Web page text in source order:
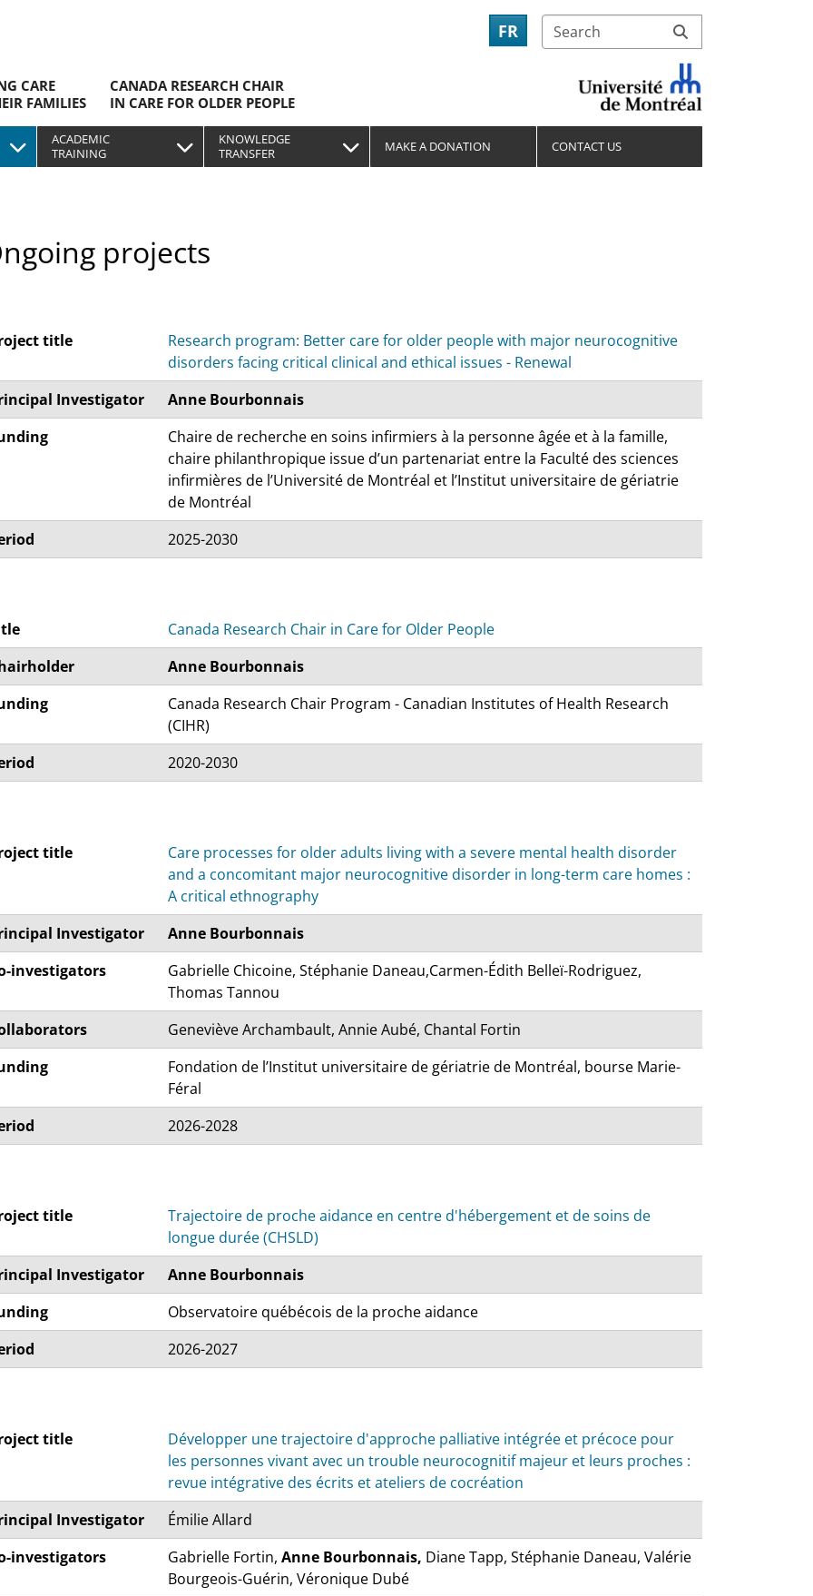
CARE
FAMILIES
CANADA RESEARCH CHAIR
IN CARE FOR OLDER PEOPLE
FR
ACADEMIC
TRAINING
KNOWLEDGE
TRANSFER
MAKE A DONATION CONTACT US
projects
title
Research program: Better care for older people with major neurocognitive
disorders facing critical clinical and ethical issues - Renewal
Investigator
Anne Bourbonnais
Chaire de recherche en soins infirmiers à la personne âgée et à la famille,
chaire philanthropique issue d’un partenariat entre la Faculté des sciences
infirmières de l’Université de Montréal et l’Institut universitaire de gériatrie
de Montréal
2025-2030
Canada Research Chair in Care for Older People
Anne Bourbonnais
Canada Research Chair Program - Canadian Institutes of Health Research
(CIHR)
2020-2030
title
Care processes for older adults living with a severe mental health disorder
and a concomitant major neurocognitive disorder in long-term care homes :
A critical ethnography
Investigator
Anne Bourbonnais
investigators
Gabrielle Chicoine, Stéphanie Daneau,Carmen-Édith Belleï-Rodriguez,
Thomas Tannou
Geneviève Archambault, Annie Aubé, Chantal Fortin
Fondation de l’Institut universitaire de gériatrie de Montréal, bourse Marie-
Féral
2026-2028
title
Trajectoire de proche aidance en centre d'hébergement et de soins de
longue durée (CHSLD)
Investigator
Anne Bourbonnais
Observatoire québécois de la proche aidance
2026-2027
title
Développer une trajectoire d'approche palliative intégrée et précoce pour
les personnes vivant avec un trouble neurocognitif majeur et leurs proches :
revue intégrative des écrits et ateliers de cocréation
Investigator
Émilie Allard
investigators
Gabrielle Fortin, Anne Bourbonnais, Diane Tapp, Stéphanie Daneau, Valérie
Bourgeois-Guérin, Véronique Dubé